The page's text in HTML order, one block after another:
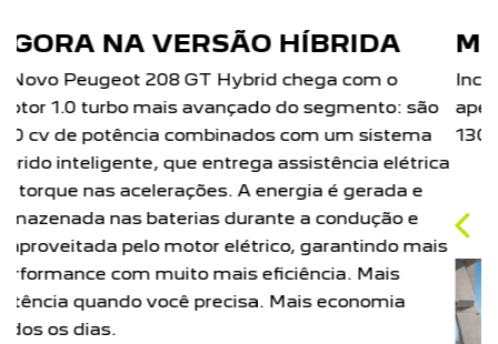
MOTOR T200
Incrivelmente potente! Vá de 0 a 100km/h em
apenas 9 segundos com o Motor Turbo Flex com
130 cv de potência.
Previous
Next
Próximo
Motor 1.0 firefly